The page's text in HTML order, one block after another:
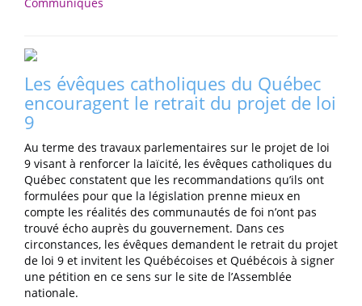
Les évêques catholiques du Québec
encouragent le retrait du projet de loi
9
Au terme des travaux parlementaires sur le projet de loi
9 visant à renforcer la laïcité, les évêques catholiques du
Québec constatent que les recommandations qu’ils ont
formulées pour que la législation prenne mieux en
compte les réalités des communautés de foi n’ont pas
trouvé écho auprès du gouvernement. Dans ces
circonstances, les évêques demandent le retrait du projet
de loi 9 et invitent les Québécoises et Québécois à signer
une pétition en ce sens sur le site de l’Assemblée
nationale.